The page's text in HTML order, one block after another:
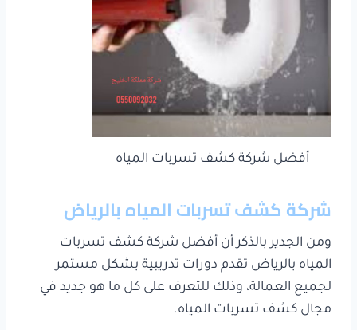
أفضل شركة كشف تسربات المياه
شركة كشف تسربات المياه بالرياض
ومن الجدير بالذكر أن أفضل شركة كشف تسربات
المياه بالرياض تقدم دورات تدريبية بشكل مستمر
لجميع العمالة، وذلك للتعرف على كل ما هو جديد في
مجال كشف تسربات المياه.